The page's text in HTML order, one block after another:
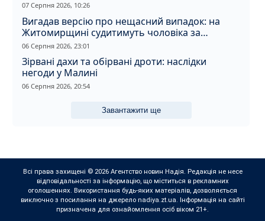
07 Серпня 2026, 10:26
Вигадав версію про нещасний випадок: на
Житомирщині судитимуть чоловіка за
вбивство співмешканки
06 Серпня 2026, 23:01
Зірвані дахи та обірвані дроти: наслідки
негоди у Малині
06 Серпня 2026, 20:54
Завантажити ще
Всі права захищені © 2026 Агентство новин Надія. Редакція не несе
відповідальності за інформацію, що міститься в рекламних
оголошеннях. Використання будь-яких матеріалів, дозволяється
виключно з посилання на джерело nadiya.zt.ua. Інформація на сайті
призначена для ознайомлення осіб віком 21+.